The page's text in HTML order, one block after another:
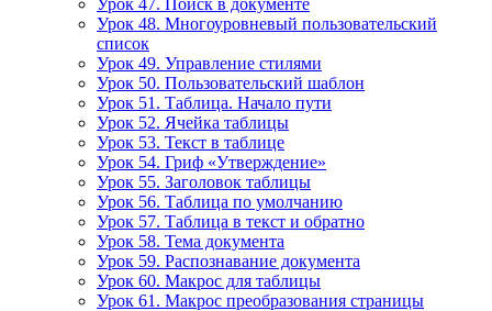
Урок 47. Поиск в документе
Урок 48. Многоуровневый пользовательский
список
Урок 49. Управление стилями
Урок 50. Пользовательский шаблон
Урок 51. Таблица. Начало пути
Урок 52. Ячейка таблицы
Урок 53. Текст в таблице
Урок 54. Гриф «Утверждение»
Урок 55. Заголовок таблицы
Урок 56. Таблица по умолчанию
Урок 57. Таблица в текст и обратно
Урок 58. Тема документа
Урок 59. Распознавание документа
Урок 60. Макрос для таблицы
Урок 61. Макрос преобразования страницы